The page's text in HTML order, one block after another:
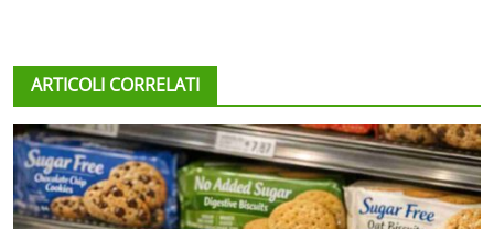
ARTICOLI CORRELATI